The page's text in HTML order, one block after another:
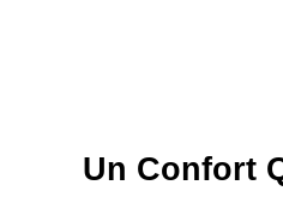
Un Confort